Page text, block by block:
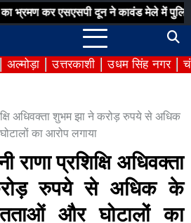
एसएसपी दून ने कावंड मेले में पुलिस व्यवस्थाओं
अल्मोड़ा उत्तरकाशी उधम सिंह नगर
अधिवक्ता शुभम झा ने करोड़ रुपये से अधिक
का आरोप लगाया
राणा प्रशिक्षि अधिवक्ता
रुपये से अधिक के
और घोटालों का